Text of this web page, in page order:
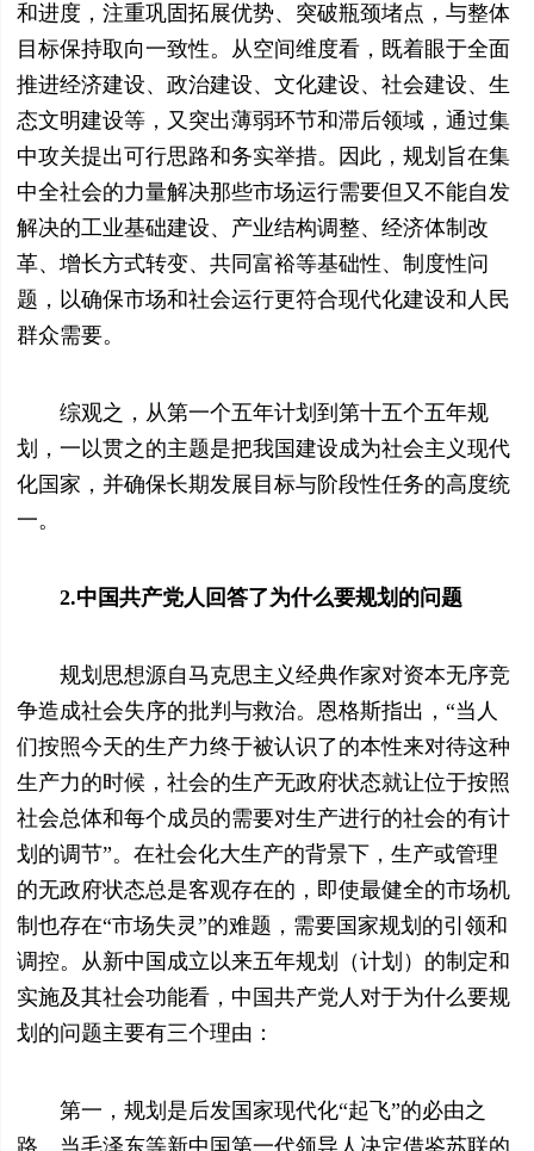
和进度，注重巩固拓展优势、突破瓶颈堵点，与整体
目标保持取向一致性。从空间维度看，既着眼于全面
推进经济建设、政治建设、文化建设、社会建设、生
态文明建设等，又突出薄弱环节和滞后领域，通过集
中攻关提出可行思路和务实举措。因此，规划旨在集
中全社会的力量解决那些市场运行需要但又不能自发
解决的工业基础建设、产业结构调整、经济体制改
革、增长方式转变、共同富裕等基础性、制度性问
题，以确保市场和社会运行更符合现代化建设和人民
群众需要。
综观之，从第一个五年计划到第十五个五年规
划，一以贯之的主题是把我国建设成为社会主义现代
化国家，并确保长期发展目标与阶段性任务的高度统
一。
2.中国共产党人回答了为什么要规划的问题
规划思想源自马克思主义经典作家对资本无序竞
争造成社会失序的批判与救治。恩格斯指出，“当人
们按照今天的生产力终于被认识了的本性来对待这种
生产力的时候，社会的生产无政府状态就让位于按照
社会总体和每个成员的需要对生产进行的社会的有计
划的调节”。在社会化大生产的背景下，生产或管理
的无政府状态总是客观存在的，即使最健全的市场机
制也存在“市场失灵”的难题，需要国家规划的引领和
调控。从新中国成立以来五年规划（计划）的制定和
实施及其社会功能看，中国共产党人对于为什么要规
划的问题主要有三个理由：
第一，规划是后发国家现代化“起飞”的必由之
路。当毛泽东等新中国第一代领导人决定借鉴苏联的